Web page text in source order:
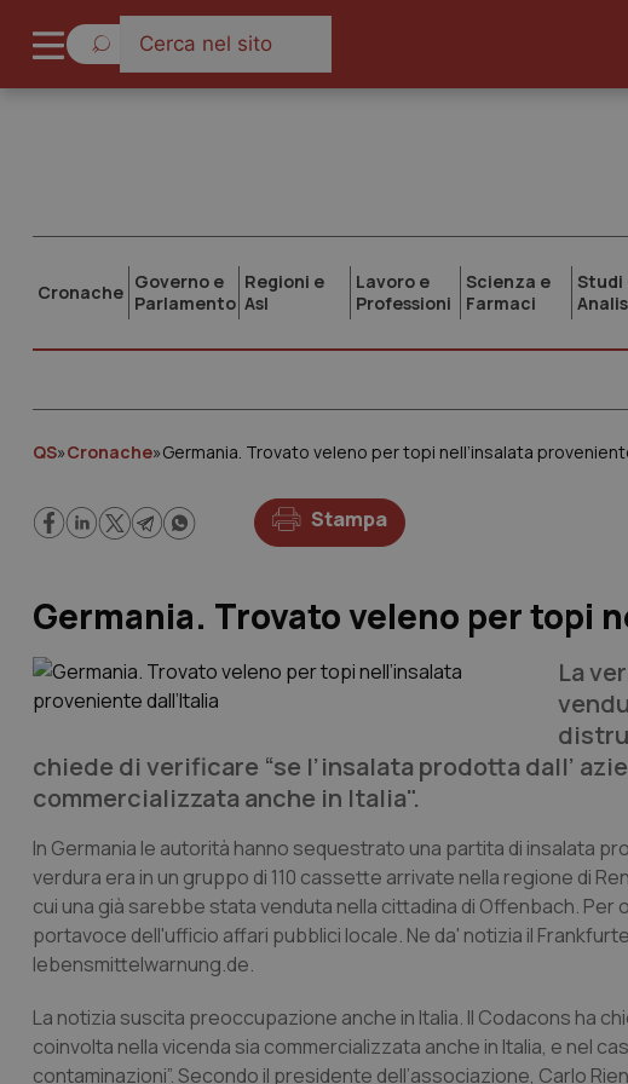
Cronache Governo e
Parlamento
Regioni e
Asl
Lavoro e
Professioni
Scienza e
Farmaci
Studi
QS»Cronache»Germania. Trovato veleno per topi nell’insalata
Stampa
Germania. Trovato veleno per topi
La
chiede di verificare “se l’insalata prodotta dall’
commercializzata anche in Italia".
In Germania le autorità hanno sequestrato una partita di insalata
verdura era in un gruppo di 110 cassette arrivate nella regione di
cui una già sarebbe stata venduta nella cittadina di Offenbach.
portavoce dell'ufficio affari pubblici locale. Ne da' notizia il
lebensmittelwarnung.de.
La notizia suscita preoccupazione anche in Italia. Il Codacons ha
coinvolta nella vicenda sia commercializzata anche in Italia, e nel
contaminazioni”. Secondo il presidente dell’associazione, Carlo